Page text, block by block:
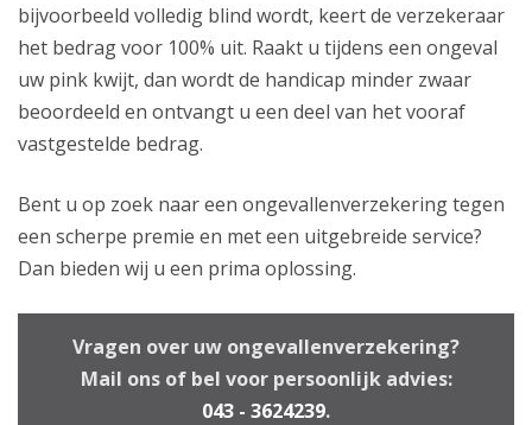
bijvoorbeeld volledig blind wordt, keert de verzekeraar
het bedrag voor 100% uit. Raakt u tijdens een ongeval
uw pink kwijt, dan wordt de handicap minder zwaar
beoordeeld en ontvangt u een deel van het vooraf
vastgestelde bedrag.
Bent u op zoek naar een ongevallenverzekering tegen
een scherpe premie en met een uitgebreide service?
Dan bieden wij u een prima oplossing.
Vragen over uw ongevallenverzekering?
Mail ons of bel voor persoonlijk advies:
043 - 3624239.